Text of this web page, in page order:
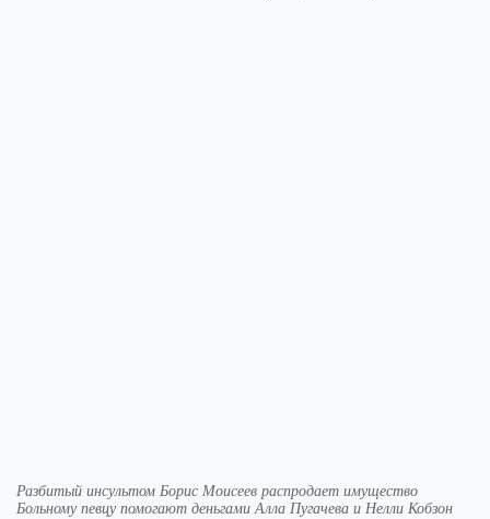
Разбитый инсультом Борис Моисеев распродает имущество
Больному певцу помогают деньгами Алла Пугачева и Нелли Кобзон